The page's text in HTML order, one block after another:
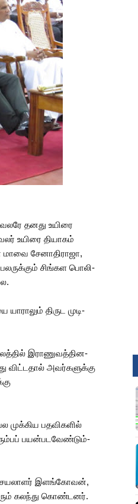
தனது உயிரை
உயிரை தியா­கம்
மாவை சேனா­தி­ராஜா,
சிங்­கள பொலி­
திருட முடி­
இரா­ணு­வத்­தி­ன­
விட்­ட­தால் அவர்­க­ளுக்கு
முக்­கிய பத­வி­க­ளில்
பயன்­ப­ட­வேண்­டும்-
இளங்­கோ­வன்,
கலந்து கொண்­ட­னர்.